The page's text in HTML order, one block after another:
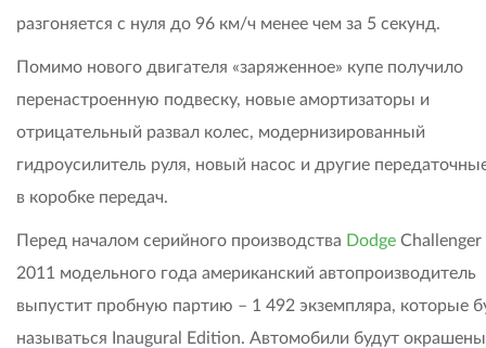
разгоняется с нуля до 96 км/ч менее чем за 5 секунд.
Помимо нового двигателя «заряженное» купе получило
перенастроенную подвеску, новые амортизаторы и
отрицательный развал колес, модернизированный
гидроусилитель руля, новый насос и другие
в коробке передач.
Перед началом серийного производства Dodge Challenger
2011 модельного года американский автопроизводитель
выпустит пробную партию – 1 492 экземпляра, которые
называться Inaugural Edition. Автомобили будут